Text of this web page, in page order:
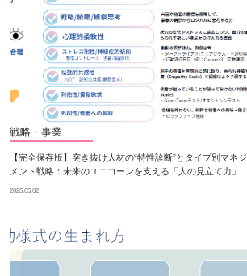
戦略・事業
【完全保存版】突き抜け人材の“特性診断”とタイプ別マネジ
メント戦略：未来のユニコーンを支える「人の見立て力」
2025.05.02